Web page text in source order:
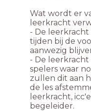
Wat wordt er
leerkracht
- De
tijden bij de
aanwezig
- De leerkracht
spelers waar
zullen dit aan
de les
leerkracht,
begeleider.